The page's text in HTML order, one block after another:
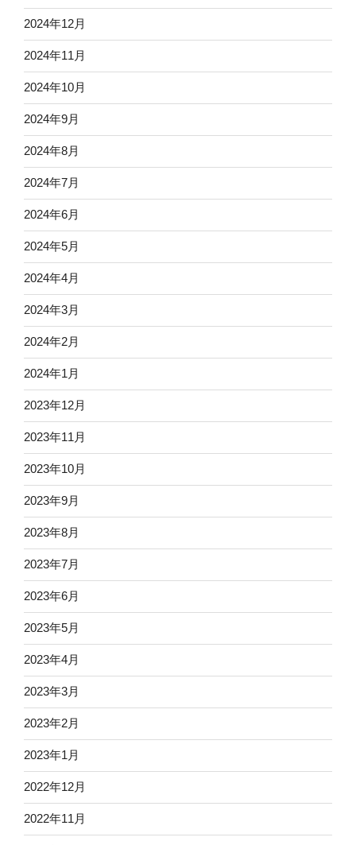
2024年12月
2024年11月
2024年10月
2024年9月
2024年8月
2024年7月
2024年6月
2024年5月
2024年4月
2024年3月
2024年2月
2024年1月
2023年12月
2023年11月
2023年10月
2023年9月
2023年8月
2023年7月
2023年6月
2023年5月
2023年4月
2023年3月
2023年2月
2023年1月
2022年12月
2022年11月